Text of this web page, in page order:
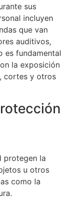
sus
incluyen
que van
auditivos,
es fundamental
la exposición
cortes y otros
protegen la
u otros
como la